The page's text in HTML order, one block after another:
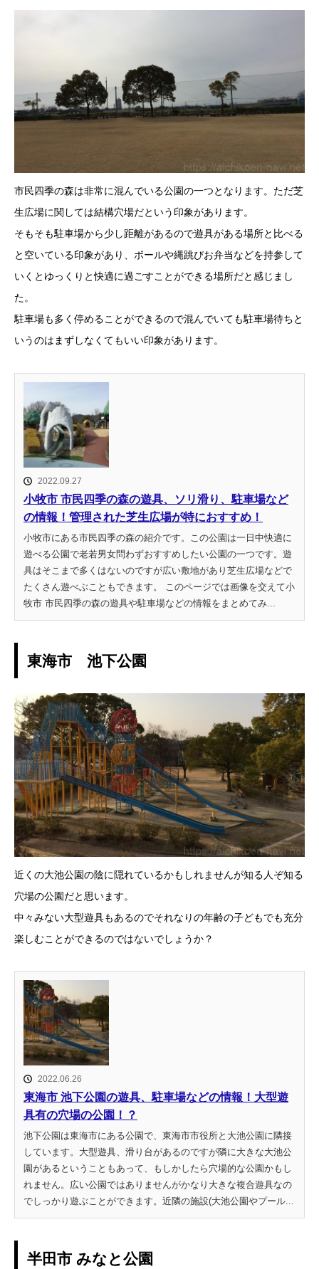
市民四季の森は非常に混んでいる公園の一つとなります。ただ芝
生広場に関しては結構穴場だという印象があります。
そもそも駐車場から少し距離があるので遊具がある場所と比べる
と空いている印象があり、ボールや縄跳びお弁当などを持参して
いくとゆっくりと快適に過ごすことができる場所だと感じまし
た。
駐車場も多く停めることができるので混んでいても駐車場待ちと
いうのはまずしなくてもいい印象があります。
2022.09.27
小牧市 市民四季の森の遊具、ソリ滑り、駐車場など
の情報！管理された芝生広場が特におすすめ！
小牧市にある市民四季の森の紹介です。この公園は一日中快適に
遊べる公園で老若男女問わずおすすめしたい公園の一つです。遊
具はそこまで多くはないのですが広い敷地があり芝生広場などで
たくさん遊べぶこともできます。 このページでは画像を交えて小
牧市 市民四季の森の遊具や駐車場などの情報をまとめてみ...
東海市 池下公園
近くの大池公園の陰に隠れているかもしれませんが知る人ぞ知る
穴場の公園だと思います。
中々みない大型遊具もあるのでそれなりの年齢の子どもでも充分
楽しむことができるのではないでしょうか？
2022.06.26
東海市 池下公園の遊具、駐車場などの情報！大型遊
具有の穴場の公園！？
池下公園は東海市にある公園で、東海市市役所と大池公園に隣接
しています。大型遊具、滑り台があるのですが隣に大きな大池公
園があるということもあって、もしかしたら穴場的な公園かもし
れません。広い公園ではありませんがかなり大きな複合遊具なの
でしっかり遊ぶことができます。近隣の施設(大池公園やプール...
半田市 みなと公園